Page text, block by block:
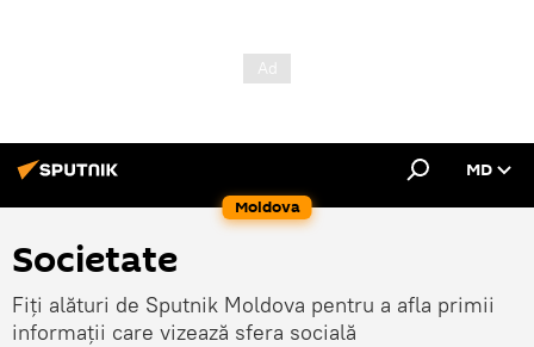
Moldova
MD
Societate
Fiți alături de Sputnik Moldova pentru a afla primii
informații care vizează sfera socială